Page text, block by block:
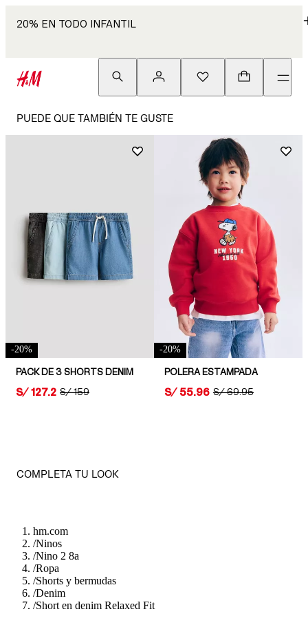
20% EN TODO INFANTIL
PUEDE QUE TAMBIÉN TE GUSTE
-20%
PACK DE 3 SHORTS DENIM
ORIGINAL PRICE:
S/ 159
PRICE:
S/ 127.2
-20%
POLERA ESTAMPADA
ORIGINAL PRICE:
S/ 69.95
PRICE:
S/ 55.96
COMPLETA TU LOOK
hm.com
/Ninos
/Nino 2 8a
/Ropa
/Shorts y bermudas
/Denim
/Short en denim Relaxed Fit